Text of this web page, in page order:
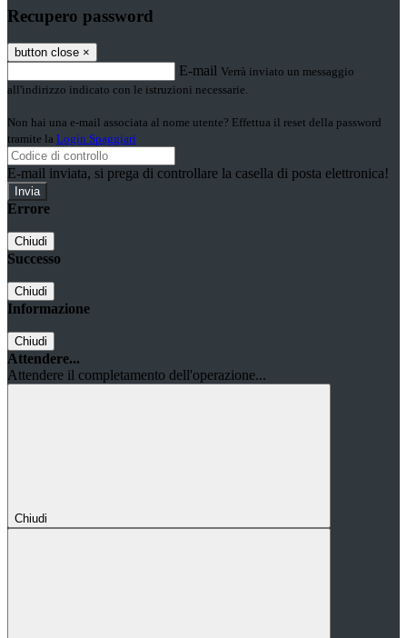
Recupero password
button close ×
E-mail Verrà inviato un messaggio
all'indirizzo indicato con le istruzioni necessarie.
Non hai una e-mail associata al nome utente? Effettua il reset della password
tramite la Login Spaggiari
E-mail inviata, si prega di controllare la casella di posta elettronica!
Errore
Chiudi
Successo
Chiudi
Informazione
Chiudi
Attendere...
Attendere il completamento dell'operazione...
Chiudi